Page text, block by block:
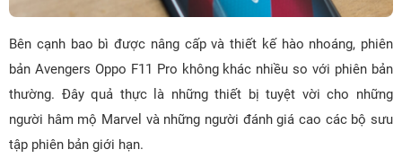
Bên cạnh bao bì được nâng cấp và thiết kế hào nhoáng, phiên
bản Avengers Oppo F11 Pro không khác nhiều so với phiên bản
thường. Đây quả thực là những thiết bị tuyệt vời cho những
người hâm mộ Marvel và những người đánh giá cao các bộ sưu
tập phiên bản giới hạn.